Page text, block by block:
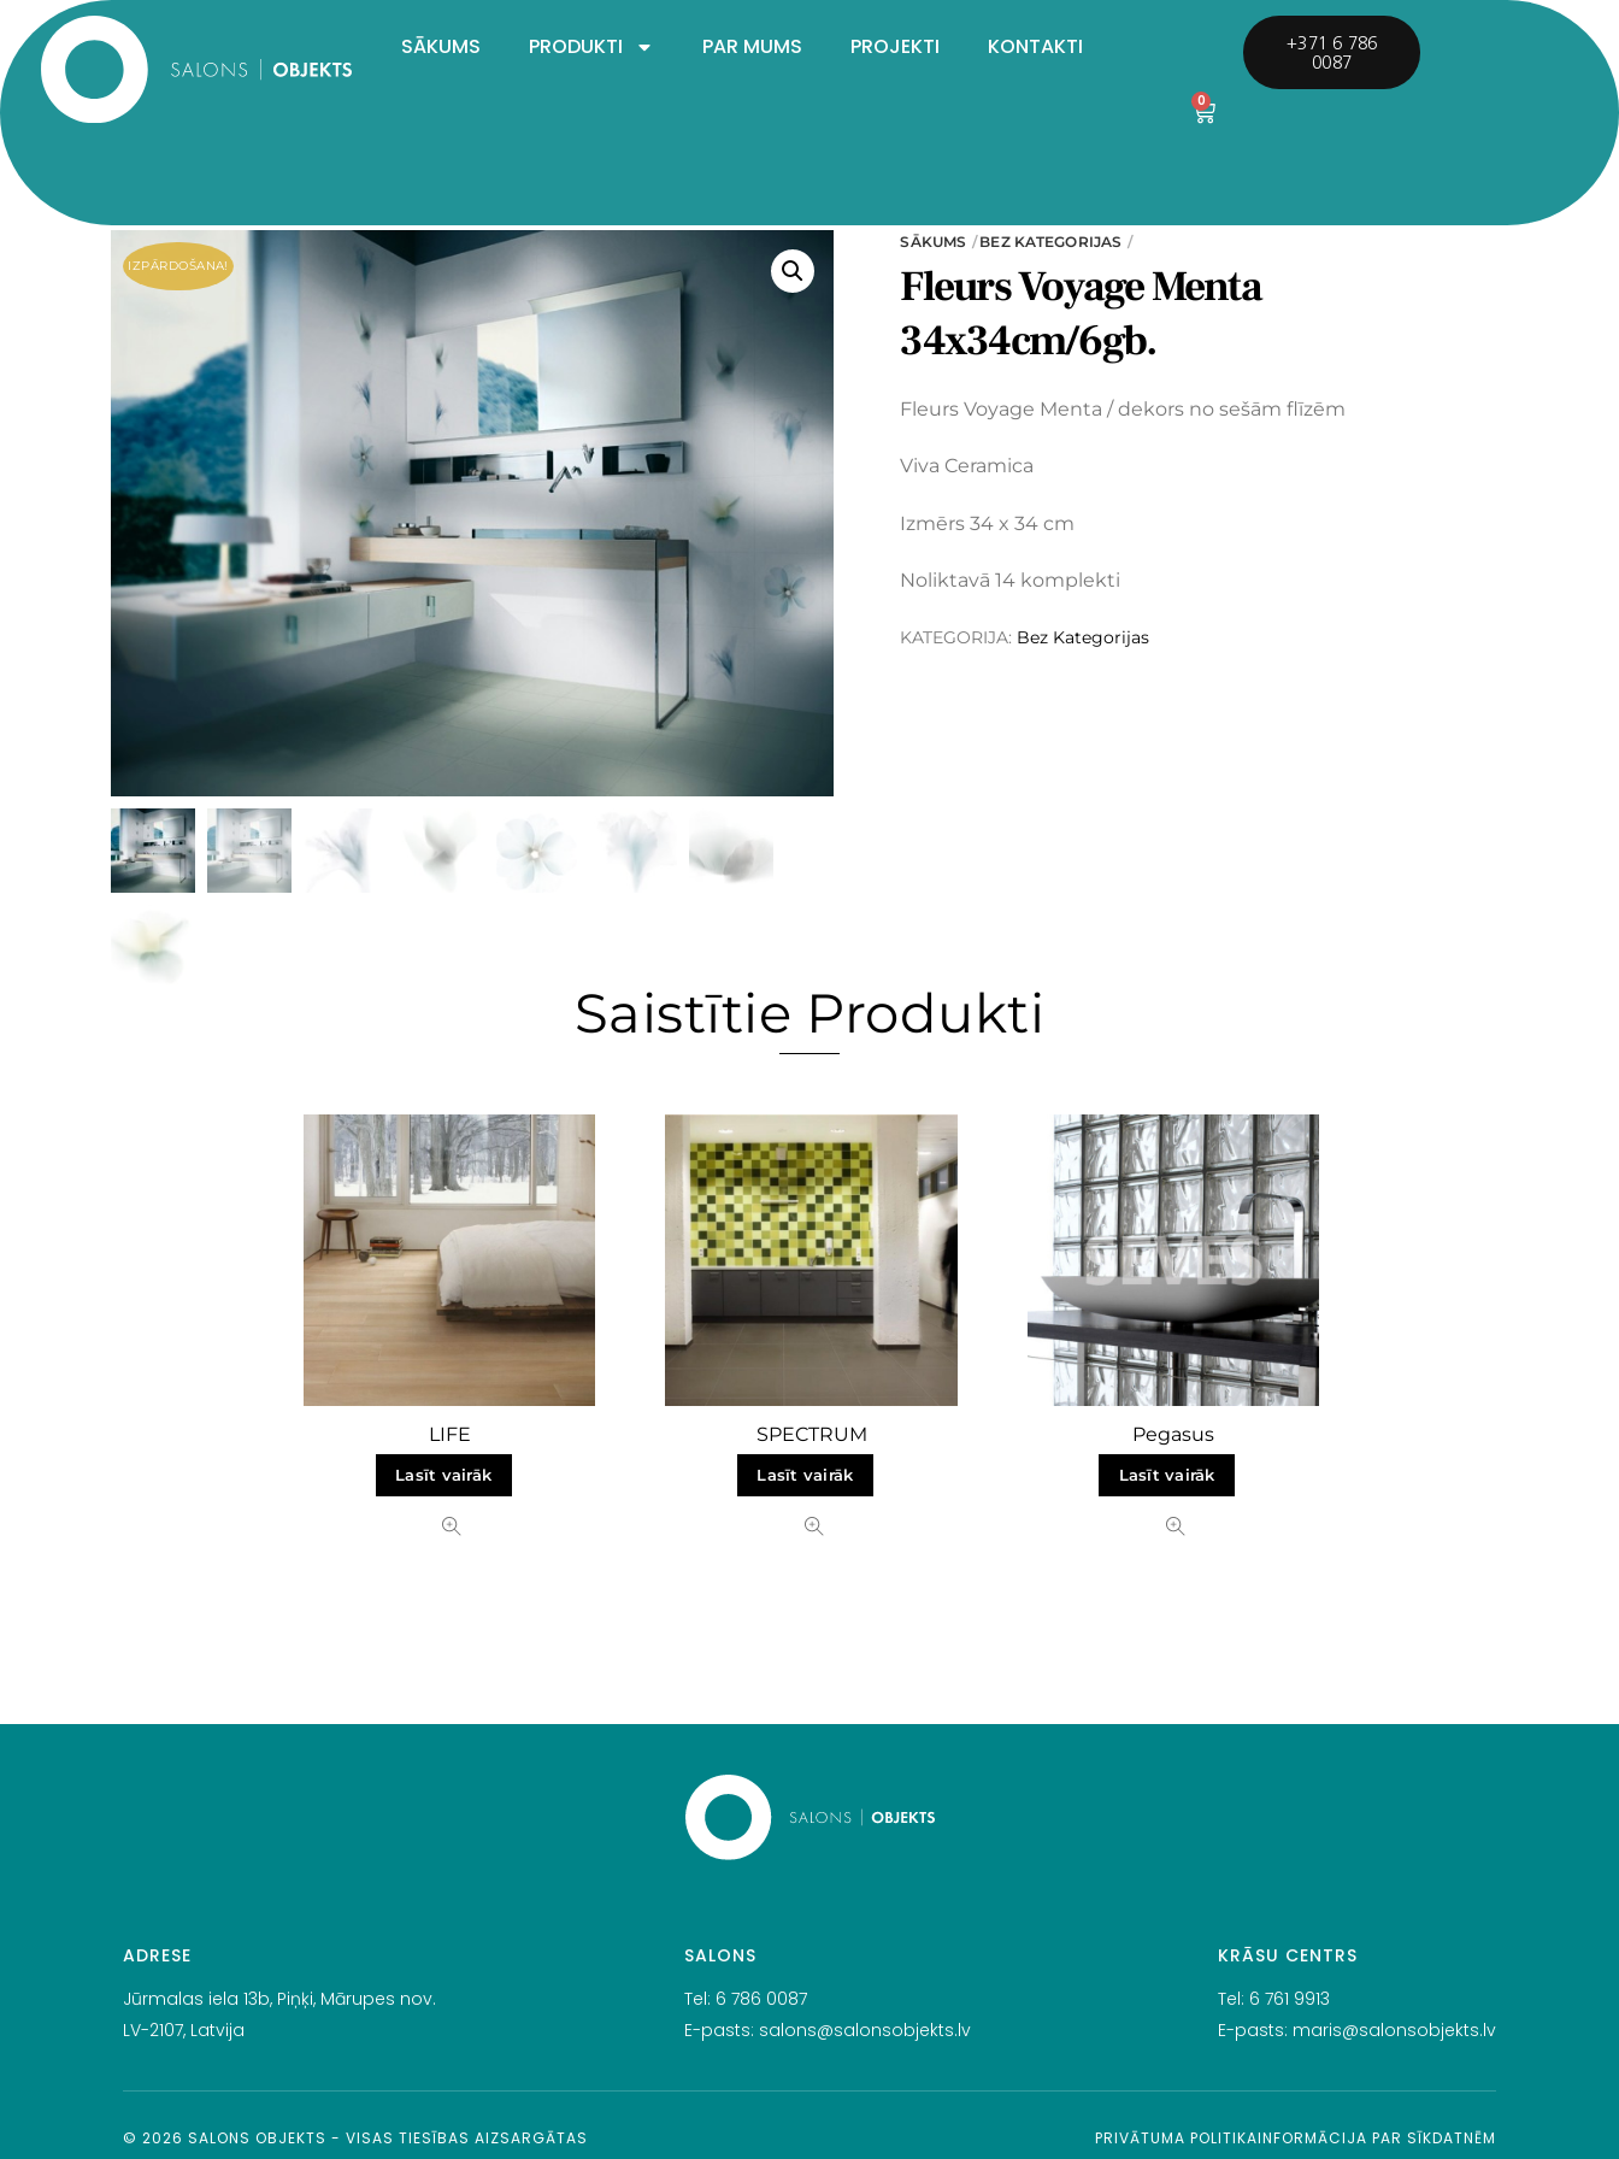
SĀKUMS PRODUKTI PAR MUMS PROJEKTI KONTAKTI
0
+371 6 786
0087
IZPĀRDOŠANA!
SĀKUMS BEZ KATEGORIJAS
Fleurs Voyage Menta
34x34cm/6gb.
Fleurs Voyage Menta / dekors no sešām flīzēm
Viva Ceramica
Izmērs 34 x 34 cm
Noliktavā 14 komplekti
KATEGORIJA: Bez Kategorijas
Saistītie Produkti
LIFE
Lasīt vairāk
SPECTRUM
Lasīt vairāk
Pegasus
Lasīt vairāk
ADRESE
Jūrmalas iela 13b, Piņķi, Mārupes nov.
LV-2107, Latvija
SALONS
Tel: 6 786 0087
E-pasts: salons@salonsobjekts.lv
KRĀSU CENTRS
Tel: 6 761 9913
E-pasts: maris@salonsobjekts.lv
© 2026 SALONS OBJEKTS - VISAS TIESĪBAS AIZSARGĀTAS PRIVĀTUMA POLITIKAINFORMĀCIJA PAR SĪKDATNĒM